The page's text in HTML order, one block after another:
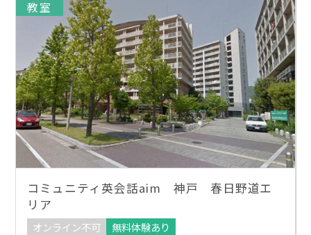
教室
コミュニティ英会話aim 神戸 春日野道エ
リア
オンライン不可
無料体験あり